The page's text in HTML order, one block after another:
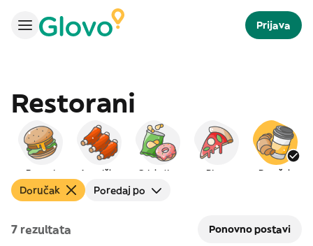
Prijava
Restorani
Burgeri Američka Grickalice Pizza Doručak
Doručak Poredaj po
7 rezultata Ponovno postavi